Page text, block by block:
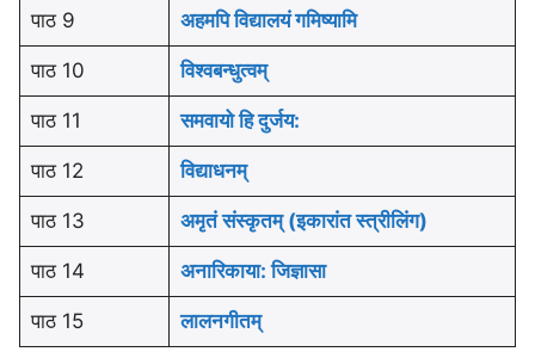
पाठ 9 अहमपि विद्यालयं गमिष्यामि
पाठ 10 विश्वबन्धुत्वम्
पाठ 11 समवायो हि दुर्जय:
पाठ 12 विद्याधनम्
पाठ 13 अमृतं संस्कृतम् (इकारांत स्त्रीलिंग)
पाठ 14 अनारिकाया: जिज्ञासा
पाठ 15 लालनगीतम्